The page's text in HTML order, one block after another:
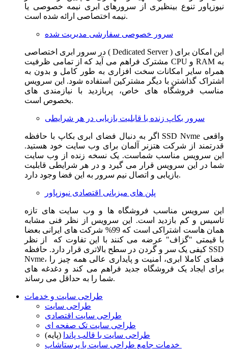
نیوزپاور تنوع بینظیری از سرورهای ابری نیمه خصوصی یا
نیمه اختصاصی ارائه شده است.
سرور خصوصی سفارشی مدیریت شده
در سرور ابری اختصاصی ( Dedicated Server ) این امکان برای
مشترک فراهم می آید که از تمامی ظرفیت CPU و RAM به
همراه سایر امکانات سخت افزاری به طور کامل و بدون به
اشتراک گذاشتن با دیگر مشترکین استفاده شود. این سرویس
مناسب فروشگاه های خاص، پربازدید با نیازمندی های
بخصوص است.
سرور بکاپ زنده با قابلیت بازیابی در هر شرایطی
اگر به دنبال فضای ابری بکاپ با حافظه SSD Nvme واقعی
قدرتمند از شرکت هتزنر آلمان برای وب سایت خود هستید.
این سرویس مناسب شماست. یک نسخه زنده از وب سایت
شما در این سرویس قرار می گیرد و در هر شرایطی قابلیت
بازیابی و اتصال نیم سرور به این فضا وجود دارد.
پلن های میزبانی اقتصادی نیوزپاور
این سرویس مناسب فروشگاه ها و وب سایت های تازه
تاسیس و کم بازدید است. این سرویس از نظر فنی مشابه
همان هاست اشتراکی است که 99% شرکت های ایرانی بعضا
با قیمتی "گزاف" عرضه می کنند با این تفاوت که از نظر
کیفی یک سر و گردن در سطح بالاتری قرار دارد. حافظه SSD
Nvme، فضای کاملا ابری، امنیت و پایداری عالی همه چیز را
برای ایجاد یک فروشگاه جدید فراهم می کند و دغدغه های
شما را به حداقل می رساند.
طراحی سایت و خدمات
طراحی سایت
طراحی سایت اقتصادی
طراحی سایت تک صفحه ای
طراحی سایت با قالب پاندا (پایه)